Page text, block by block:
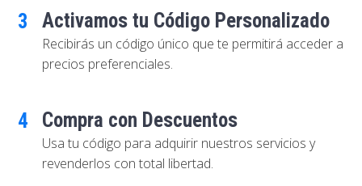
3 Activamos tu Código Personalizado
Recibirás un código único que te permitirá acceder a
precios preferenciales.
4 Compra con Descuentos
Usa tu código para adquirir nuestros servicios y
revenderlos con total libertad.